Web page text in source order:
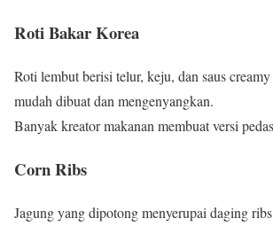
Roti Bakar Korea
Roti lembut berisi telur, keju, dan saus
mudah dibuat dan mengenyangkan.
Banyak kreator makanan membuat versi
Corn Ribs
Jagung yang dipotong menyerupai daging